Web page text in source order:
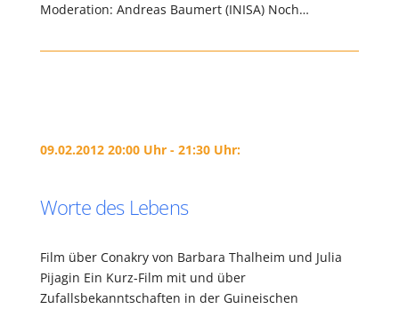
Moderation: Andreas Baumert (INISA) Noch…
09.02.2012 20:00 Uhr - 21:30 Uhr:
Worte des Lebens
Film über Conakry von Barbara Thalheim und Julia
Pijagin Ein Kurz-Film mit und über
Zufallsbekanntschaften in der Guineischen